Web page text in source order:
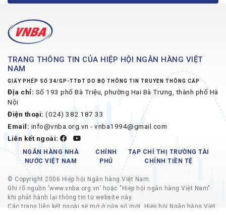
TRANG THÔNG TIN CỦA HIỆP HỘI NGÂN HÀNG VIỆT
NAM
GIẤY PHÉP SỐ 34/GP-TTĐT DO BỘ THÔNG TIN TRUYỀN THÔNG CẤP
Địa chỉ: Số 193 phố Bà Triệu, phường Hai Bà Trưng, thành phố Hà
Nội
Điện thoại: (024) 382 187 33
Email: info@vnba.org.vn - vnba1994@gmail.com
Liên kết ngoài:
NGÂN HÀNG NHÀ
NƯỚC VIỆT NAM
CHÍNH
PHỦ
TẠP CHÍ THỊ TRƯỜNG TÀI
CHÍNH TIỀN TỆ
© Copyright 2006 Hiệp hội Ngân hàng Việt Nam.
Ghi rõ nguồn 'www.vnba.org.vn' hoặc "Hiệp hội ngân hàng Việt Nam"
khi phát hành lại thông tin từ website này.
Các trang liên kết ngoài sẽ mở ở cửa sổ mới, Hiệp hội Ngân hàng Việt